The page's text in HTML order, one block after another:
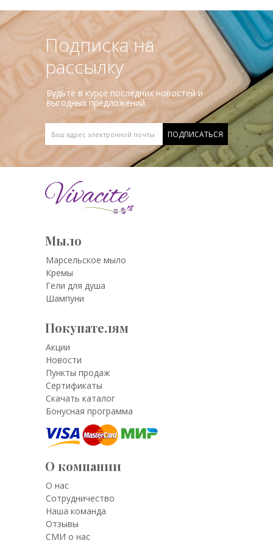
Подписка на
рассылку
Будьте в курсе последних новостей и
выгодных предложений
Мыло
Марсельское мыло
Кремы
Гели для душа
Шампуни
Покупателям
Акции
Новости
Пункты продаж
Сертификаты
Скачать каталог
Бонусная программа
О компании
О нас
Сотрудничество
Наша команда
Отзывы
СМИ о нас